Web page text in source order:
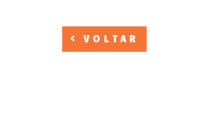
VOLTAR